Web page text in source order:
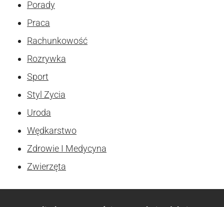
Porady
Praca
Rachunkowość
Rozrywka
Sport
Styl Zycia
Uroda
Wędkarstwo
Zdrowie I Medycyna
Zwierzęta